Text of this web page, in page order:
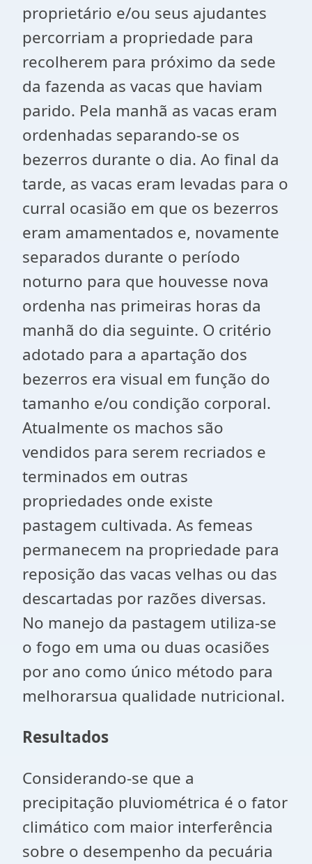
proprietário e/ou seus ajudantes
percorriam a propriedade para
recolherem para próximo da sede
da fazenda as vacas que haviam
parido. Pela manhã as vacas eram
ordenhadas separando-se os
bezerros durante o dia. Ao final da
tarde, as vacas eram levadas para o
curral ocasião em que os bezerros
eram amamentados e, novamente
separados durante o período
noturno para que houvesse nova
ordenha nas primeiras horas da
manhã do dia seguinte. O critério
adotado para a apartação dos
bezerros era visual em função do
tamanho e/ou condição corporal.
Atualmente os machos são
vendidos para serem recriados e
terminados em outras
propriedades onde existe
pastagem cultivada. As femeas
permanecem na propriedade para
reposição das vacas velhas ou das
descartadas por razões diversas.
No manejo da pastagem utiliza-se
o fogo em uma ou duas ocasiões
por ano como único método para
melhorarsua qualidade nutricional.
Resultados
Considerando-se que a
precipitação pluviométrica é o fator
climático com maior interferência
sobre o desempenho da pecuária